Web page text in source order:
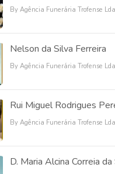
By Agência Funerária Trofense
Nelson da Silva Ferreira
By Agência Funerária Trofense
Rui Miguel Rodrigues
By Agência Funerária Trofense
D. Maria Alcina Correia da